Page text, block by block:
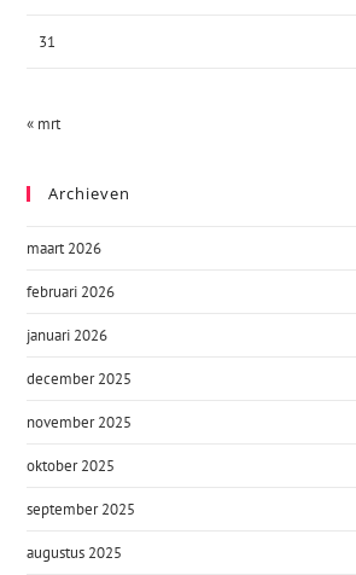
31
« mrt
Archieven
maart 2026
februari 2026
januari 2026
december 2025
november 2025
oktober 2025
september 2025
augustus 2025